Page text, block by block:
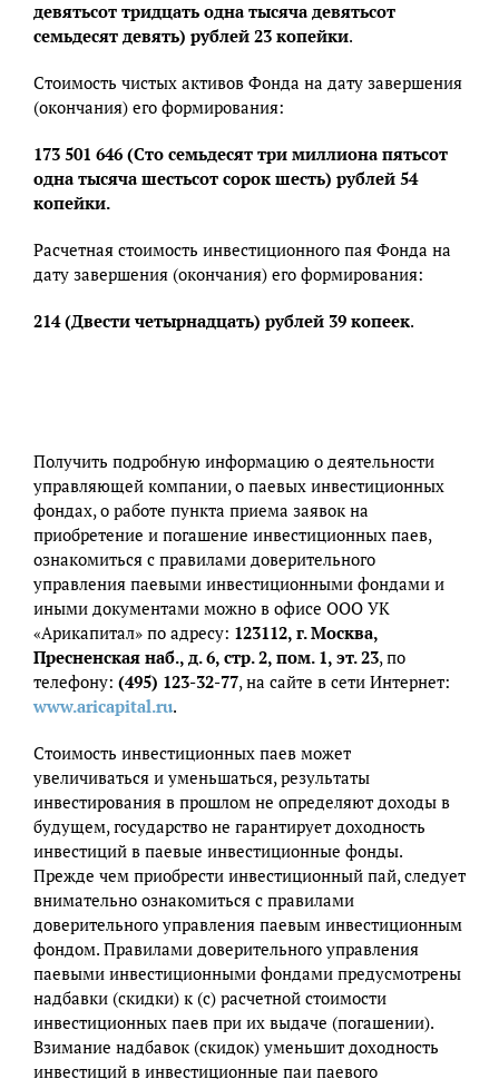
девятьсот тридцать одна тысяча девятьсот
семьдесят девять) рублей 23 копейки.
Стоимость чистых активов Фонда на дату завершения
(окончания) его формирования:
173 501 646 (Сто семьдесят три миллиона пятьсот
одна тысяча шестьсот сорок шесть) рублей 54
копейки.
Расчетная стоимость инвестиционного пая Фонда на
дату завершения (окончания) его формирования:
214 (Двести четырнадцать) рублей 39 копеек.
Получить подробную информацию о деятельности
управляющей компании, о паевых инвестиционных
фондах, о работе пункта приема заявок на
приобретение и погашение инвестиционных паев,
ознакомиться с правилами доверительного
управления паевыми инвестиционными фондами и
иными документами можно в офисе ООО УК
«Арикапитал» по адресу: 123112, г. Москва,
Пресненская наб., д. 6, стр. 2, пом. 1, эт. 23, по
телефону: (495) 123-32-77, на сайте в сети Интернет:
www.aricapital.ru.
Стоимость инвестиционных паев может
увеличиваться и уменьшаться, результаты
инвестирования в прошлом не определяют доходы в
будущем, государство не гарантирует доходность
инвестиций в паевые инвестиционные фонды.
Прежде чем приобрести инвестиционный пай, следует
внимательно ознакомиться с правилами
доверительного управления паевым инвестиционным
фондом. Правилами доверительного управления
паевыми инвестиционными фондами предусмотрены
надбавки (скидки) к (с) расчетной стоимости
инвестиционных паев при их выдаче (погашении).
Взимание надбавок (скидок) уменьшит доходность
инвестиций в инвестиционные паи паевого